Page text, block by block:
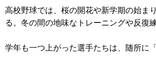
高校野球では、桜の開花や新学期の始ま
る。冬の間の地味なトレーニングや反復
学年も一つ上がった選手たちは、随所に